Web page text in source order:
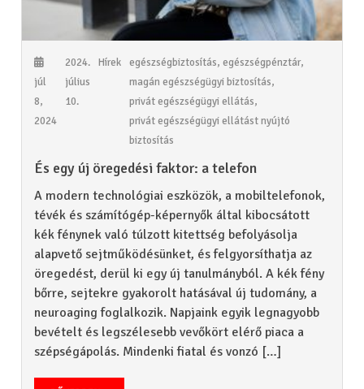
júl
8,
2024
2024.
július
10.
Hírek egészségbiztosítás,egészségpénztár,
magán egészségügyi biztosítás,
privát egészségügyi ellátás,
privát egészségügyi ellátást nyújtó
biztosítás
És egy új öregedési faktor: a telefon
A modern technológiai eszközök, a mobiltelefonok,
tévék és számítógép-képernyők által kibocsátott
kék fénynek való túlzott kitettség befolyásolja
alapvető sejtműködésünket, és felgyorsíthatja az
öregedést, derül ki egy új tanulmányból. A kék fény
bőrre, sejtekre gyakorolt hatásával új tudomány, a
neuroaging foglalkozik. Napjaink egyik legnagyobb
bevételt és legszélesebb vevőkört elérő piaca a
szépségápolás. Mindenki fiatal és vonzó […]